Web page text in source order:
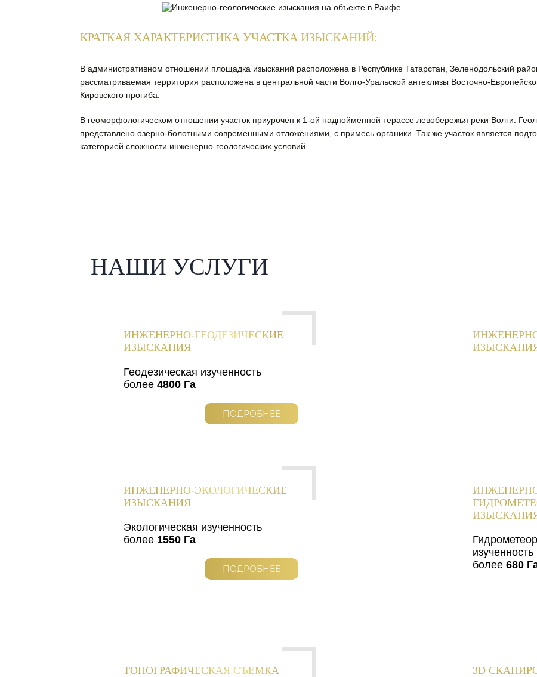
КРАТКАЯ ХАРАКТЕРИСТИКА УЧАСТКА ИЗЫСКАНИЙ:
В административном отношении площадка изысканий расположена в Республике Татарстан, Зеленодольский
рассматриваемая территория расположена в центральной части Волго-Уральской антеклизы Восточно-
Кировского прогиба.
В геоморфологическом отношении участок приурочен к 1-ой надпойменной терассе левобережья реки Волги.
представлено озерно-болотными современными отложениями, с примесь органики. Так же участок является
категорией сложности инженерно-геологических условий.
НАШИ УСЛУГИ
ИНЖЕНЕРНО-ГЕОДЕЗИЧЕСКИЕ
ИЗЫСКАНИЯ
Геодезическая изученность
более 4800 Га
ПОДРОБНЕЕ
ИНЖЕНЕРНО-ЭКОЛОГИЧЕСКИЕ
ИЗЫСКАНИЯ
Экологическая изученность
более 1550 Га
ПОДРОБНЕЕ
изученность
более 680
ТОПОГРАФИЧЕСКАЯ СЪЕМКА 3D